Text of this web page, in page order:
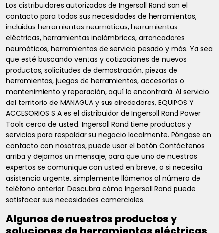
Los distribuidores autorizados de Ingersoll Rand son el
contacto para todas sus necesidades de herramientas,
incluidas herramientas neumáticas, herramientas
eléctricas, herramientas inalámbricas, arrancadores
neumáticos, herramientas de servicio pesado y más. Ya sea
que esté buscando ventas y cotizaciones de nuevos
productos, solicitudes de demostración, piezas de
herramientas, juegos de herramientas, accesorios o
mantenimiento y reparación, aquí lo encontrará. Al servicio
del territorio de MANAGUA y sus alrededores, EQUIPOS Y
ACCESORIOS S A es el distribuidor de Ingersoll Rand Power
Tools cerca de usted. Ingersoll Rand tiene productos y
servicios para respaldar su negocio localmente. Póngase en
contacto con nosotros, puede usar el botón Contáctenos
arriba y dejarnos un mensaje, para que uno de nuestros
expertos se comunique con usted en breve, o si necesita
asistencia urgente, simplemente llámenos al número de
teléfono anterior. Descubra cómo Ingersoll Rand puede
satisfacer sus necesidades comerciales.
Algunos de nuestros productos y